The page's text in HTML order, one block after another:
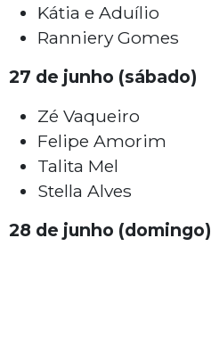
Kátia e Aduílio
Ranniery Gomes
27 de junho (sábado)
Zé Vaqueiro
Felipe Amorim
Talita Mel
Stella Alves
28 de junho (domingo)